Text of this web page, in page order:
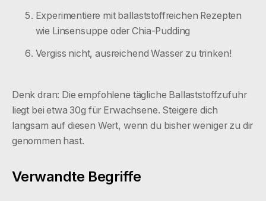
Experimentiere mit ballaststoffreichen Rezepten
wie Linsensuppe oder Chia-Pudding
Vergiss nicht, ausreichend Wasser zu trinken!
Denk dran: Die empfohlene tägliche Ballaststoffzufuhr
liegt bei etwa 30g für Erwachsene. Steigere dich
langsam auf diesen Wert, wenn du bisher weniger zu dir
genommen hast.
Verwandte Begriffe